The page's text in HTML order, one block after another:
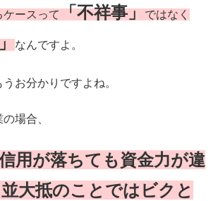
ースって「不祥事」ではなく
なんですよ。
お分かりですよね。
場合、
用が落ちても資金力が違
大抵のことではビクと